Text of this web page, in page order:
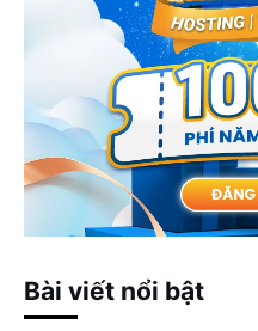
Bài viết nổi bật